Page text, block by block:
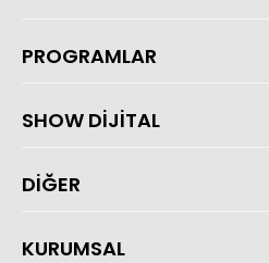
PROGRAMLAR
SHOW DİJİTAL
DİĞER
KURUMSAL